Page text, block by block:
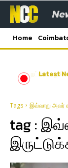
Home
நட்பாக
Latest
Tags இவ்வாறு அவர்
tag :